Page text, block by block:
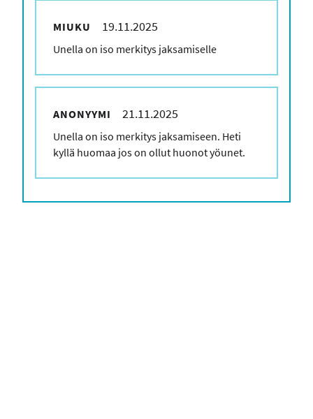
MIUKU 19.11.2025
Kommenttisi
Unella on iso merkitys jaksamiselle
ANONYYMI 21.11.2025
Kommenttisi
Unella on iso merkitys jaksamiseen. Heti
kyllä huomaa jos on ollut huonot yöunet.